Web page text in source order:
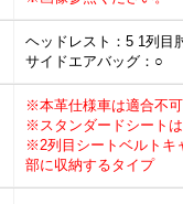
ヘッドレスト：5 1列目
サイドエアバッグ：○
※本革仕様車は適合不可
※スタンダードシート
※2列目シートベルトキ
部に収納するタイプ